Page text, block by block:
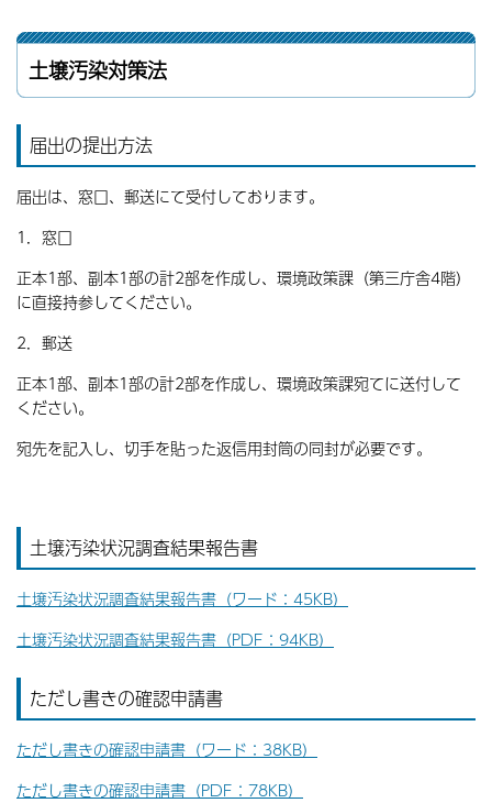
土壌汚染対策法
届出の提出方法
届出は、窓口、郵送にて受付しております。
1．窓口
正本1部、副本1部の計2部を作成し、環境政策課（第三庁舎4階）
に直接持参してください。
2．郵送
正本1部、副本1部の計2部を作成し、環境政策課宛てに送付して
ください。
宛先を記入し、切手を貼った返信用封筒の同封が必要です。
土壌汚染状況調査結果報告書
土壌汚染状況調査結果報告書（ワード：45KB）
土壌汚染状況調査結果報告書（PDF：94KB）
ただし書きの確認申請書
ただし書きの確認申請書（ワード：38KB）
ただし書きの確認申請書（PDF：78KB）